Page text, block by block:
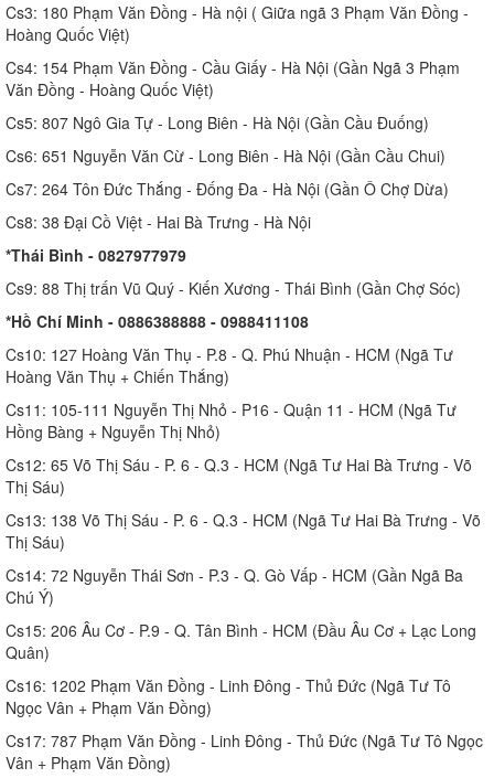
Cs3: 180 Phạm Văn Đồng - Hà nội ( Giữa ngã 3 Phạm Văn Đồng -
Hoàng Quốc Việt)
Cs4: 154 Phạm Văn Đồng - Cầu Giấy - Hà Nội (Gần Ngã 3 Phạm
Văn Đồng - Hoàng Quốc Việt)
Cs5: 807 Ngô Gia Tự - Long Biên - Hà Nội (Gần Cầu Đuống)
Cs6: 651 Nguyễn Văn Cừ - Long Biên - Hà Nội (Gần Cầu Chui)
Cs7: 264 Tôn Đức Thắng - Đống Đa - Hà Nội (Gần Ô Chợ Dừa)
Cs8: 38 Đại Cồ Việt - Hai Bà Trưng - Hà Nội
*Thái Bình - 0827977979
Cs9: 88 Thị trấn Vũ Quý - Kiến Xương - Thái Bình (Gần Chợ Sóc)
*Hồ Chí Minh - 0886388888 - 0988411108
Cs10: 127 Hoàng Văn Thụ - P.8 - Q. Phú Nhuận - HCM (Ngã Tư
Hoàng Văn Thụ + Chiến Thắng)
Cs11: 105-111 Nguyễn Thị Nhỏ - P16 - Quận 11 - HCM (Ngã Tư
Hồng Bàng + Nguyễn Thị Nhỏ)
Cs12: 65 Võ Thị Sáu - P. 6 - Q.3 - HCM (Ngã Tư Hai Bà Trưng - Võ
Thị Sáu)
Cs13: 138 Võ Thị Sáu - P. 6 - Q.3 - HCM (Ngã Tư Hai Bà Trưng - Võ
Thị Sáu)
Cs14: 72 Nguyễn Thái Sơn - P.3 - Q. Gò Vấp - HCM (Gần Ngã Ba
Chú Ý)
Cs15: 206 Âu Cơ - P.9 - Q. Tân Bình - HCM (Đầu Âu Cơ + Lạc Long
Quân)
Cs16: 1202 Phạm Văn Đồng - Linh Đông - Thủ Đức (Ngã Tư Tô
Ngọc Vân + Phạm Văn Đồng)
Cs17: 787 Phạm Văn Đồng - Linh Đông - Thủ Đức (Ngã Tư Tô Ngọc
Vân + Phạm Văn Đồng)